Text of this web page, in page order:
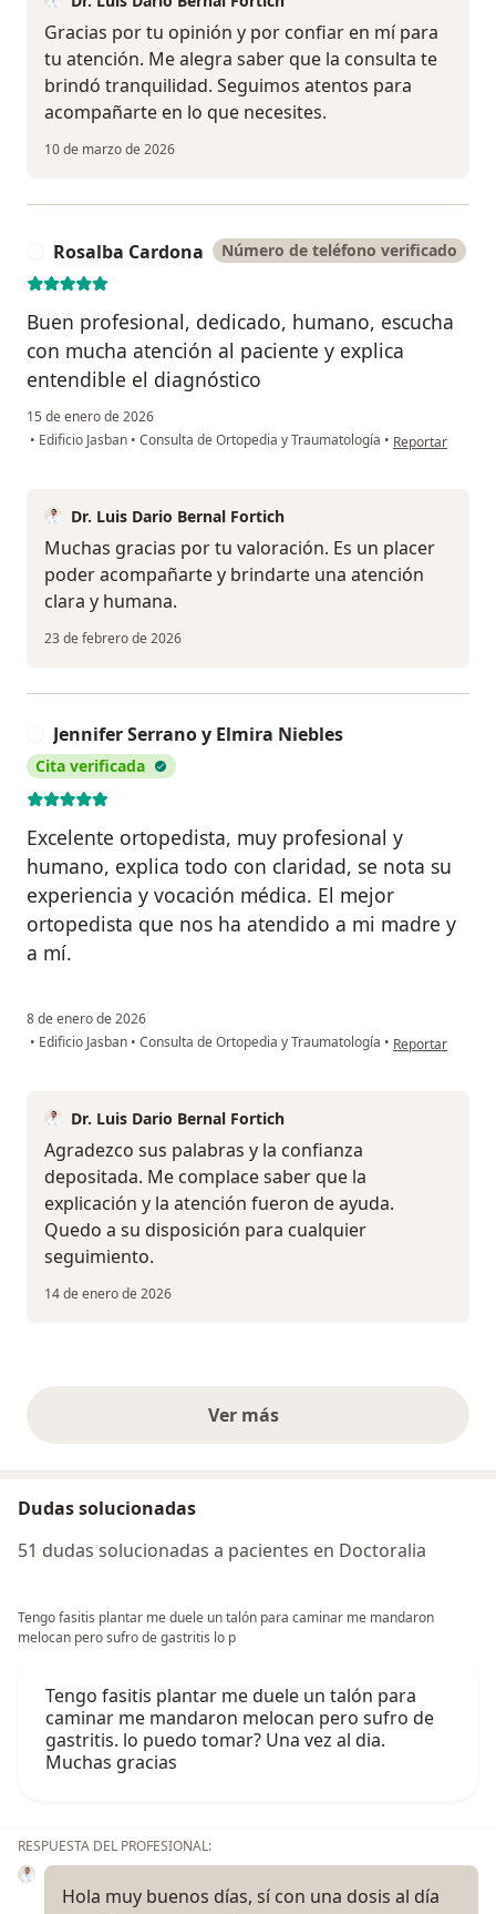
Gracias por tu opinión y por confiar en mí para
tu atención. Me alegra saber que la consulta te
brindó tranquilidad. Seguimos atentos para
acompañarte en lo que necesites.
10 de marzo de 2026
Rosalba Cardona Número de teléfono verificado
Buen profesional, dedicado, humano, escucha
con mucha atención al paciente y explica
entendible el diagnóstico
15 de enero de 2026
• Edificio Jasban • Consulta de Ortopedia y Traumatología • en opinión del
Reportar
Dr. Luis Dario Bernal Fortich
Muchas gracias por tu valoración. Es un placer
poder acompañarte y brindarte una atención
clara y humana.
23 de febrero de 2026
Jennifer Serrano y Elmira Niebles
Cita verificada
Excelente ortopedista, muy profesional y
humano, explica todo con claridad, se nota su
experiencia y vocación médica. El mejor
ortopedista que nos ha atendido a mi madre y
a mí.
8 de enero de 2026
• Edificio Jasban • Consulta de Ortopedia y Traumatología • en opinión del
Reportar
Dr. Luis Dario Bernal Fortich
Agradezco sus palabras y la confianza
depositada. Me complace saber que la
explicación y la atención fueron de ayuda.
Quedo a su disposición para cualquier
seguimiento.
14 de enero de 2026
Ver másopiniones anteriores
Dudas solucionadas
51 dudas solucionadas a pacientes en Doctoralia
Tengo fasitis plantar me duele un talón para caminar me mandaron
melocan pero sufro de gastritis lo p
Tengo fasitis plantar me duele un talón para
caminar me mandaron melocan pero sufro de
gastritis. lo puedo tomar? Una vez al dia.
Muchas gracias
RESPUESTA DEL PROFESIONAL:
Hola muy buenos días, sí con una dosis al día